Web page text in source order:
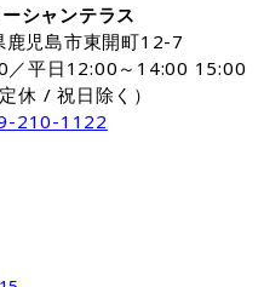
シャンテラス
児島市東開町12-7
／平日12:00～14:00 15:00
休 / 祝日除く）
210-1122